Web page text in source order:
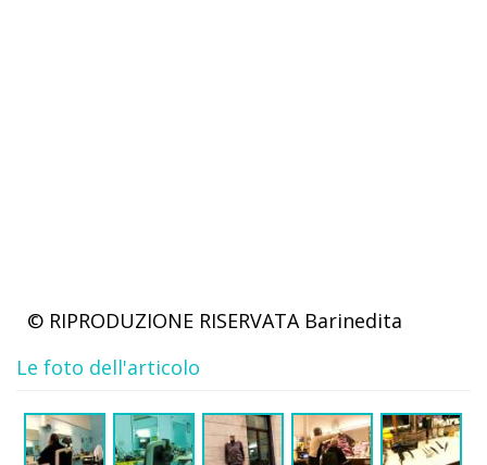
© RIPRODUZIONE RISERVATA Barinedita
Le foto dell'articolo